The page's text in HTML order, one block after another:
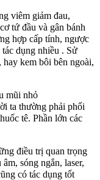
giảm đau,
tứ đầu và gân bánh
hợp cấp tính, ngược
dụng nhiều . Sử
kem bôi bên ngoài,
nhỏ
ta thường phải phối
tê. Phần lớn các
điều trị quan trọng
sóng ngắn, laser,
có tác dụng tốt